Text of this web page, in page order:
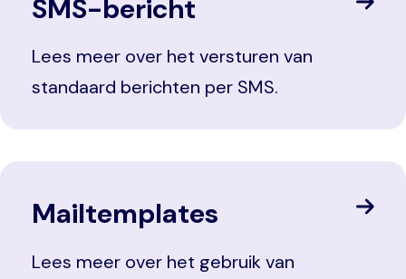
SMS-bericht
Lees meer over het versturen van
standaard berichten per SMS.
Mailtemplates
Lees meer over het gebruik van